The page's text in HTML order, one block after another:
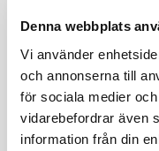
Denna webbplats
Vi använder
och annonserna till
för sociala medier
vidarebefordrar även
information från din
3094570139557
För hel kartong beställ:
Febertermometer
- Bäst i Test enligt
Med denna icke-
temperaturen hos ditt